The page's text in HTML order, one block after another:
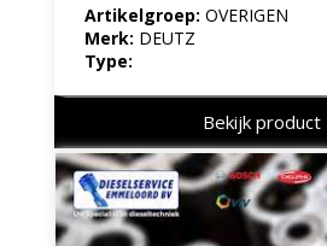
Artikelgroep: OVERIGEN
Merk: DEUTZ
Type:
Bekijk product